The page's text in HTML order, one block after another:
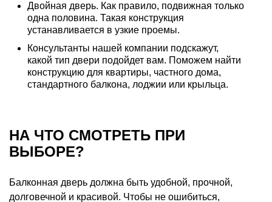
Двойная дверь. Как правило, подвижная только
одна половина. Такая конструкция
устанавливается в узкие проемы.
Консультанты нашей компании подскажут,
какой тип двери подойдет вам. Поможем найти
конструкцию для квартиры, частного дома,
стандартного балкона, лоджии или крыльца.
НА ЧТО СМОТРЕТЬ ПРИ
ВЫБОРЕ?
Балконная дверь должна быть удобной, прочной,
долговечной и красивой. Чтобы не ошибиться,